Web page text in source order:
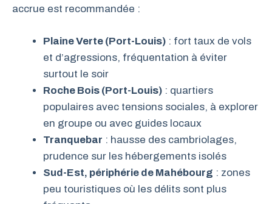
accrue est recommandée :
Plaine Verte (Port-Louis) : fort taux de vols
et d’agressions, fréquentation à éviter
surtout le soir
Roche Bois (Port-Louis) : quartiers
populaires avec tensions sociales, à explorer
en groupe ou avec guides locaux
Tranquebar : hausse des cambriolages,
prudence sur les hébergements isolés
Sud-Est, périphérie de Mahébourg : zones
peu touristiques où les délits sont plus